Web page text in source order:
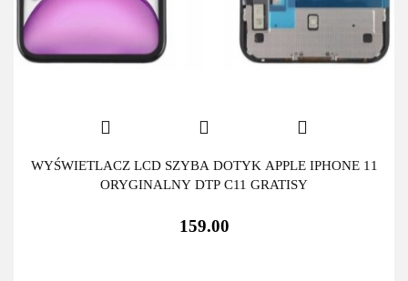
WYŚWIETLACZ LCD SZYBA DOTYK APPLE IPHONE 11
ORYGINALNY DTP C11 GRATISY
159.00